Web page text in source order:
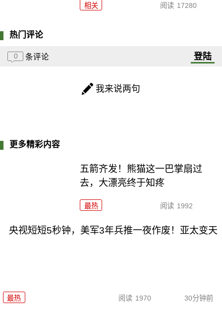
相关 阅读 17280
热门评论
0 条评论 登陆
我来说两句
更多精彩内容
五箭齐发！熊猫这一巴掌扇过
去，大漂亮终于知疼
最热 阅读 1992
央视短短5秒钟，美军3年兵推一夜作废！亚太变天
最热 阅读 1970 30分钟前